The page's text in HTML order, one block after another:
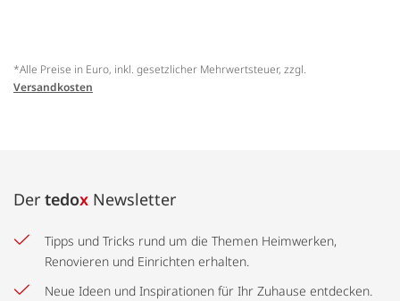
*Alle Preise in Euro, inkl. gesetzlicher Mehrwertsteuer, zzgl.
Versandkosten
Der tedox Newsletter
Tipps und Tricks rund um die Themen Heimwerken,
Renovieren und Einrichten erhalten.
Neue Ideen und Inspirationen für Ihr Zuhause entdecken.